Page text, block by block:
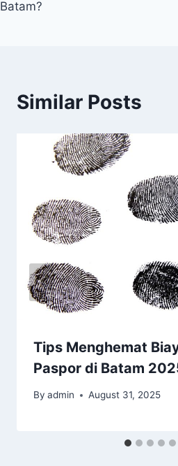
Batam?
Similar Posts
Tips Menghemat
Paspor di Batam
By admin August 31, 2025